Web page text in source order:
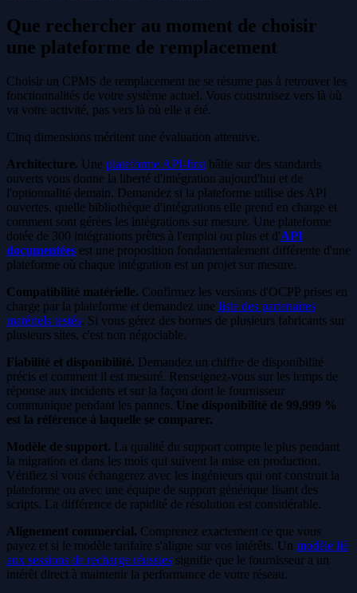
Que rechercher au moment de choisir
une plateforme de remplacement
Choisir un CPMS de remplacement ne se résume pas à retrouver les
fonctionnalités de votre système actuel. Vous construisez vers là où
va votre activité, pas vers là où elle a été.
Cinq dimensions méritent une évaluation attentive.
Architecture. Une plateforme API-first bâtie sur des standards
ouverts vous donne la liberté d'intégration aujourd'hui et de
l'optionnalité demain. Demandez si la plateforme utilise des API
ouvertes, quelle bibliothèque d'intégrations elle prend en charge et
comment sont gérées les intégrations sur mesure. Une plateforme
dotée de 300 intégrations prêtes à l'emploi ou plus et d'API
documentées est une proposition fondamentalement différente d'une
plateforme où chaque intégration est un projet sur mesure.
Compatibilité matérielle. Confirmez les versions d'OCPP prises en
charge par la plateforme et demandez une liste des partenaires
matériels testés. Si vous gérez des bornes de plusieurs fabricants sur
plusieurs sites, c'est non négociable.
Fiabilité et disponibilité. Demandez un chiffre de disponibilité
précis et comment il est mesuré. Renseignez-vous sur les temps de
réponse aux incidents et sur la façon dont le fournisseur
communique pendant les pannes. Une disponibilité de 99,999 %
est la référence à laquelle se comparer.
Modèle de support. La qualité du support compte le plus pendant
la migration et dans les mois qui suivent la mise en production.
Vérifiez si vous échangerez avec les ingénieurs qui ont construit la
plateforme ou avec une équipe de support générique lisant des
scripts. La différence de rapidité de résolution est considérable.
Alignement commercial. Comprenez exactement ce que vous
payez et si le modèle tarifaire s'aligne sur vos intérêts. Un modèle lié
aux sessions de recharge réussies signifie que le fournisseur a un
intérêt direct à maintenir la performance de votre réseau.